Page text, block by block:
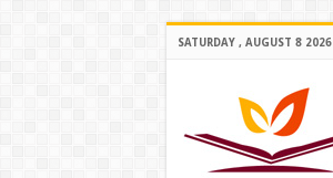
SATURDAY , AUGUST 8 2026